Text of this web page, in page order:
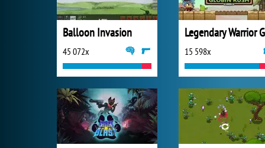
Balloon Invasion
45 072x 15 598x